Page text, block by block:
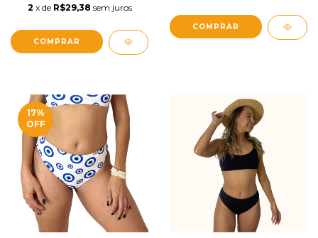
2 x de R$29,38 sem juros
COMPRAR
COMPRAR
17%
OFF